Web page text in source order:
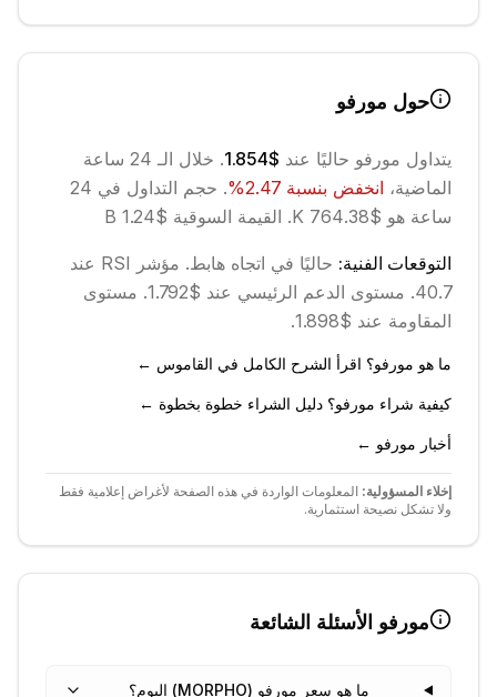
حول مورفو
يتداول مورفو حاليًا عند $1.854
. خلال الـ 24 ساعة
الماضية، انخفض بنسبة 2.47
%
.
حجم التداول في 24
ساعة هو $764.38 K.
القيمة السوقية $1.24 B
التوقعات الفنية: حاليًا في اتجاه هابط.
مؤشر RSI عند
40.7. مستوى الدعم الرئيسي عند $1.792.
مستوى
المقاومة عند $1.898.
ما هو مورفو؟ اقرأ الشرح الكامل في القاموس ←
كيفية شراء مورفو؟ دليل الشراء خطوة بخطوة ←
أخبار مورفو ←
إخلاء المسؤولية: المعلومات الواردة في هذه الصفحة لأغراض إعلامية فقط
ولا تشكل نصيحة استثمارية.
مورفو الأسئلة الشائعة
ما هو سعر مورفو (MORPHO) اليوم؟